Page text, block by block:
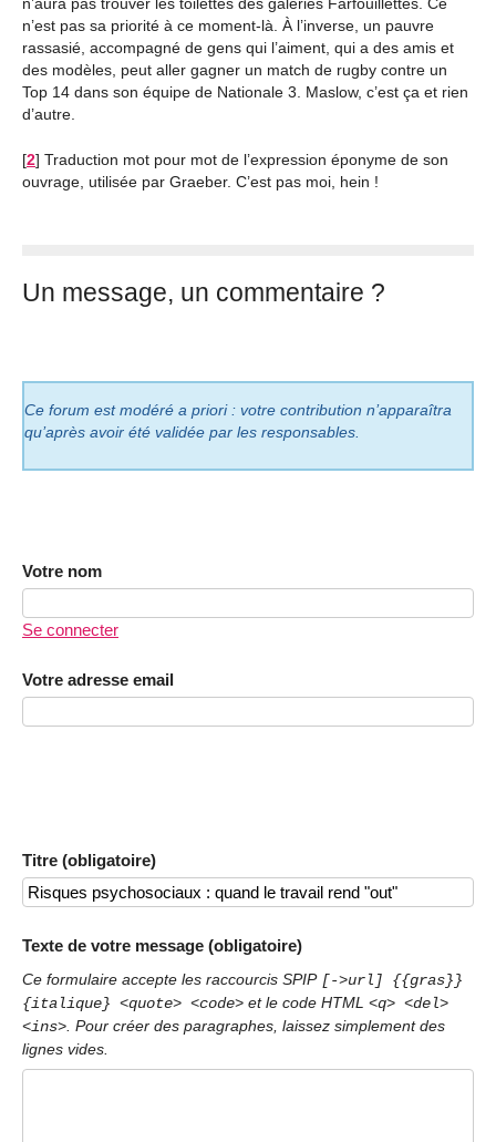
n’aura pas trouver les toilettes des galeries Farfouillettes. Ce
n’est pas sa priorité à ce moment-là. À l’inverse, un pauvre
rassasié, accompagné de gens qui l’aiment, qui a des amis et
des modèles, peut aller gagner un match de rugby contre un
Top 14 dans son équipe de Nationale 3. Maslow, c’est ça et rien
d’autre.
[2] Traduction mot pour mot de l’expression éponyme de son
ouvrage, utilisée par Graeber. C’est pas moi, hein !
Un message, un commentaire ?
Ce forum est modéré a priori : votre contribution n’apparaîtra
qu’après avoir été validée par les responsables.
Votre nom
Se connecter
Votre adresse email
Titre (obligatoire)
Texte de votre message (obligatoire)
Ce formulaire accepte les raccourcis SPIP [->url] {{gras}}
{italique} <quote> <code> et le code HTML <q> <del>
<ins>. Pour créer des paragraphes, laissez simplement des
lignes vides.